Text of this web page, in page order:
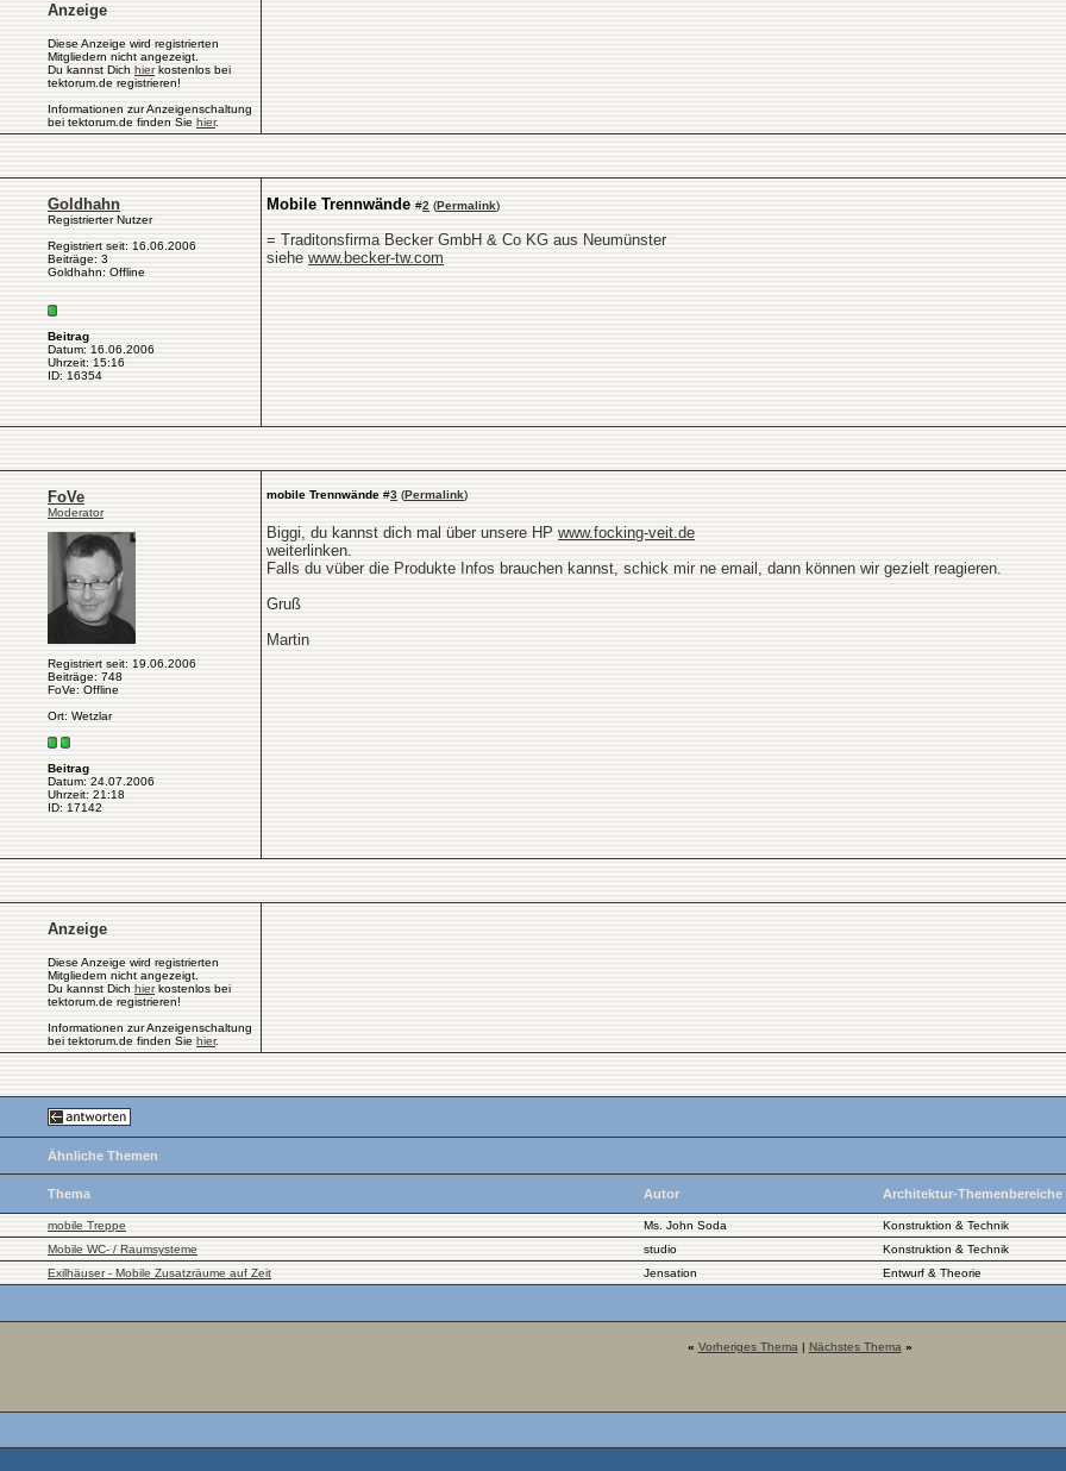
Anzeige
Diese Anzeige wird registrierten
Mitgliedern nicht angezeigt.
Du kannst Dich hierkostenlos bei
tektorum.de registrieren!
Informationen zur Anzeigenschaltung
bei tektorum.de finden Sie hier.
Goldhahn
Registrierter Nutzer
Registriert seit: 16.06.2006
Beiträge: 3
Goldhahn: Offline
Beitrag
Datum: 16.06.2006
Uhrzeit: 15:16
ID: 16354
Mobile Trennwände #2 (Permalink)
= Traditonsfirma Becker GmbH & Co KG aus Neumünster
siehe www.becker-tw.com
FoVe
Moderator
Registriert seit: 19.06.2006
Beiträge: 748
FoVe: Offline
Ort: Wetzlar
Beitrag
Datum: 24.07.2006
Uhrzeit: 21:18
ID: 17142
mobile Trennwände #3 (Permalink)
Biggi, du kannst dich mal über unsere HP www.focking-veit.de
weiterlinken.
Falls du vüber die Produkte Infos brauchen kannst, schick mir ne email, dann können wir gezielt reagieren.
Gruß
Martin
Anzeige
Diese Anzeige wird registrierten
Mitgliedern nicht angezeigt.
Du kannst Dich hierkostenlos bei
tektorum.de registrieren!
Informationen zur Anzeigenschaltung
bei tektorum.de finden Sie hier.
Ähnliche Themen
Thema Autor Architektur-Themenbereiche
mobile Treppe Ms. John Soda Konstruktion & Technik
Mobile WC- / Raumsysteme
studio Konstruktion & Technik
Exilhäuser - Mobile Zusatzräume auf Zeit
Jensation Entwurf & Theorie
« Vorheriges Thema | Nächstes Thema »